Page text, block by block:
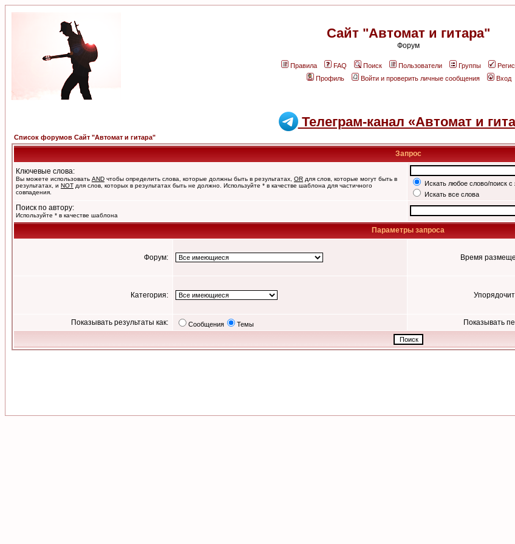
Сайт "Автомат и гитара"
Форум
Правила FAQ Поиск Пользователи Группы
Профиль
Войти и проверить личные сообщения Вход
Телеграм-канал «Автомат и
Список форумов Сайт "Автомат и гитара"
Запрос
Ключевые слова:
Вы можете использовать AND чтобы определить слова, которые должны быть в результатах, OR для слов, которые могут быть в
результатах, и NOT для слов, которых в результатах быть не должно. Используйте * в качестве шаблона для частичного
совпадения.
Искать любое слово/поиск с
Искать все слова
Поиск по автору:
Используйте * в качестве шаблона
Параметры запроса
Форум: Время
Категория:
Показывать результаты как: Сообщения Темы Показывать